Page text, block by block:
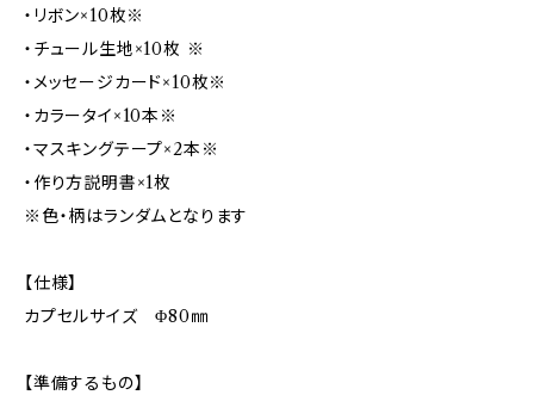
・リボン×10枚※
・チュール生地×10枚 ※
・メッセージカード×10枚※
・カラータイ×10本※
・マスキングテープ×2本※
・作り方説明書×1枚
※色・柄はランダムとなります
【仕様】
カプセルサイズ Φ80㎜
【準備するもの】